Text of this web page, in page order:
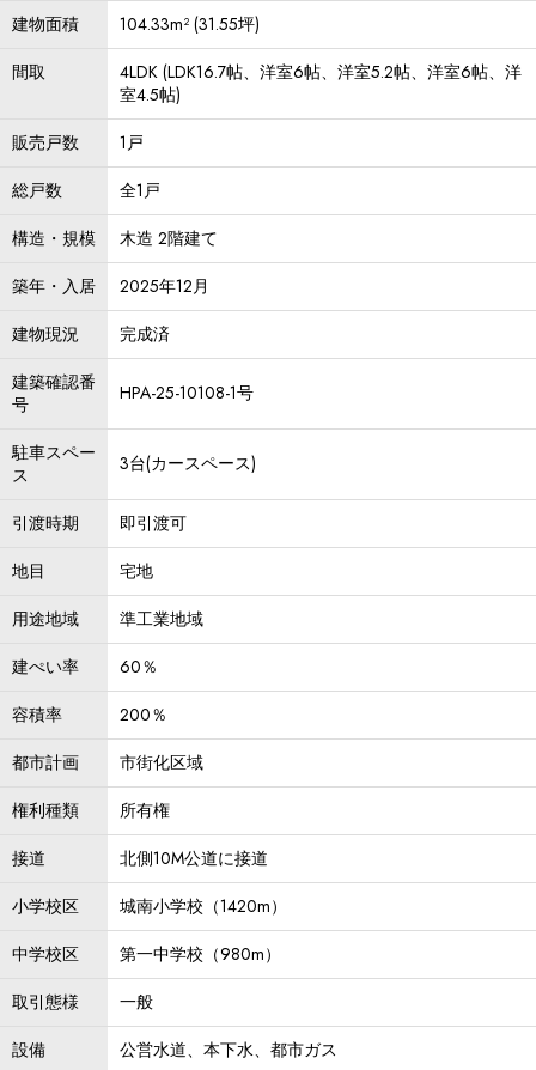
建物面積
104.33m² (31.55坪)
間取
4LDK (LDK16.7帖、洋室6帖、洋室5.2帖、洋室6帖、洋
室4.5帖)
販売戸数
1戸
総戸数
全1戸
構造・規模
木造 2階建て
築年・入居
2025年12月
建物現況
完成済
建築確認番
号
HPA-25-10108-1号
駐車スペー
ス
3台(カースペース)
引渡時期
即引渡可
地目
宅地
用途地域
準工業地域
建ぺい率
60％
容積率
200％
都市計画
市街化区域
権利種類
所有権
接道
北側10M公道に接道
小学校区
城南小学校（1420m）
中学校区
第一中学校（980m）
取引態様
一般
設備
公営水道、本下水、都市ガス